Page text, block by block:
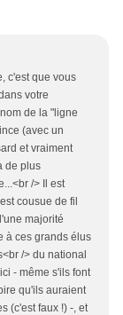
c'est que vous
votre
de la "ligne
(avec un
et vraiment
de plus
/> Il est
cousue de fil
majorité
à ces grands élus
/> du national
- même s'ils font
qu'ils auraient
(c'est faux !) -, et